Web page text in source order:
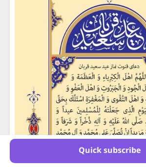
Quick subscribe